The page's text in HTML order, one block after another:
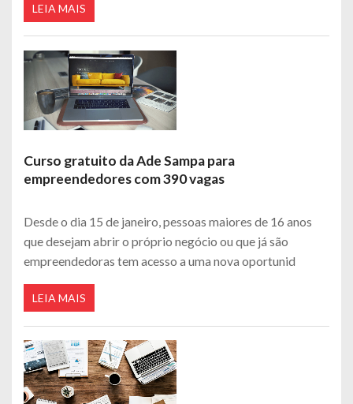
LEIA MAIS
Curso gratuito da Ade Sampa para
empreendedores com 390 vagas
Desde o dia 15 de janeiro, pessoas maiores de 16 anos
que desejam abrir o próprio negócio ou que já são
empreendedoras tem acesso a uma nova oportunid
LEIA MAIS